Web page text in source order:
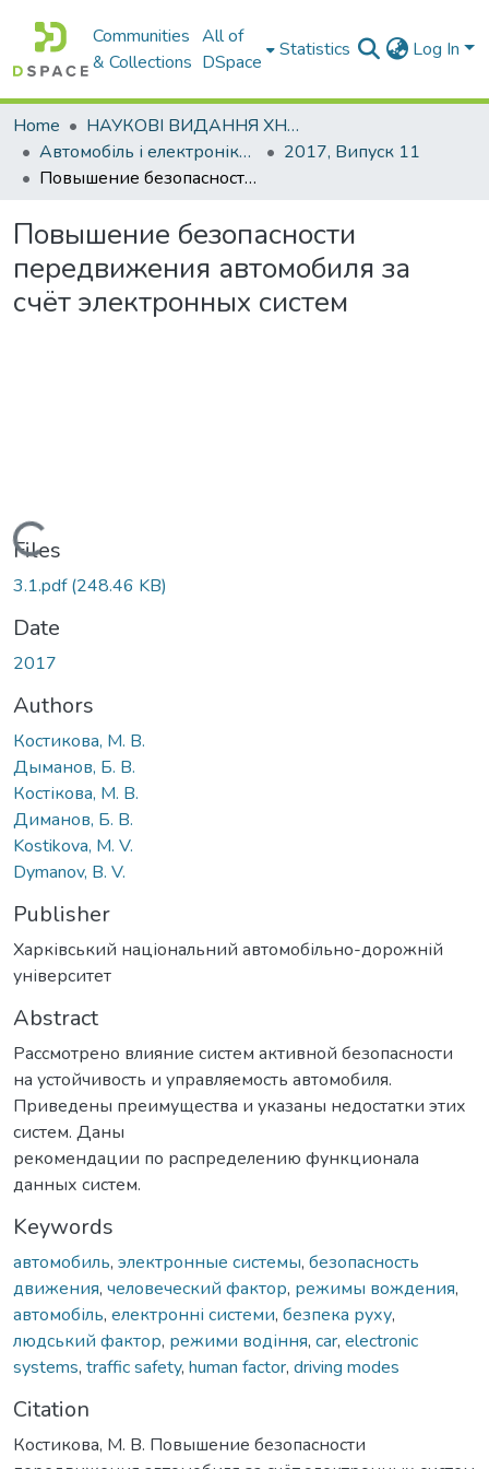
Communities
& Collections
All of
DSpace
Statistics Log In
Home
НАУКОВІ ВИДАННЯ ХНАДУ
Автомобіль і електроніка. Сучасні технології
2017, Випуск 11
Повышение безопасности передвижения автомобиля за счёт электронных систем
Повышение безопасности
передвижения автомобиля за
счёт электронных систем
Loading...
Files
3.1.pdf(248.46 KB)
Date
2017
Authors
Костикова, М. В.
Дыманов, Б. В.
Костікова, М. В.
Диманов, Б. В.
Kostikova, М. V.
Dymаnоv, B. V.
Publisher
Харківський національний автомобільно-дорожній
університет
Abstract
Рассмотрено влияние систем активной безопасности
на устойчивость и управляемость автомобиля.
Приведены преимущества и указаны недостатки этих
систем. Даны
рекомендации по распределению функционала
данных систем.
Keywords
автомобиль, электронные системы, безопасность
движения, человеческий фактор, режимы вождения,
автомобіль, електронні системи, безпека руху,
людський фактор, режими водіння, car, electronic
systems, traffic safety, human factor, driving modes
Citation
Костикова, М. В. Повышение безопасности